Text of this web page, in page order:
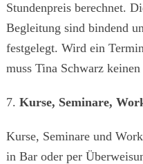
Stundenpreis berechnet.
Begleitung sind bindend
festgelegt. Wird ein
muss Tina Schwarz
7. Kurse, Seminare,
Kurse, Seminare und
in Bar oder per